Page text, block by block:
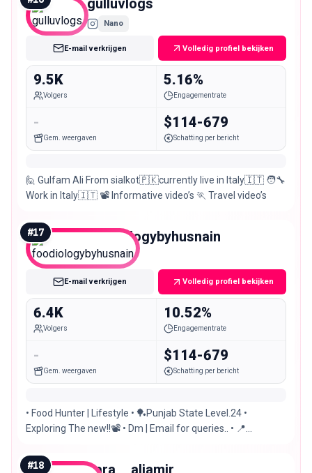
Nano
E-mail verkrijgen Volledig profiel bekijken
9.5K
Volgers
5.16%
Engagementrate
-
Gem. weergaven
$114-679
Schatting per bericht
🙋 Gulfam Ali From sialkot🇵🇰currently live in Italy🇮🇹 🧑‍🔧
Work in Italy🇮🇹 📽️ Informative video’s 🏃 Travel video’s
#17 foodiologybyhusnain
Nano
E-mail verkrijgen Volledig profiel bekijken
6.4K
Volgers
10.52%
Engagementrate
-
Gem. weergaven
$114-679
Schatting per bericht
• Food Hunter | Lifestyle • 🏓Punjab State Level.24 •
Exploring The new!!📽️ • Dm | Email for queries.. • 📍
#18